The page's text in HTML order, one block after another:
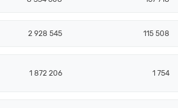
2 928 545 115 508
1 872 206 1 754